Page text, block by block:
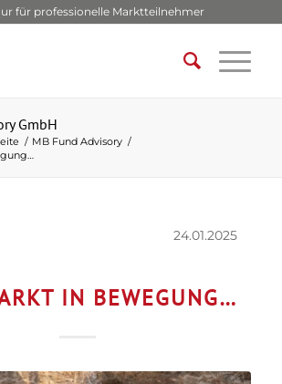
für professionelle Marktteilnehmer
GmbH
/ MB Fund Advisory /
24.01.2025
IN BEWEGUNG…